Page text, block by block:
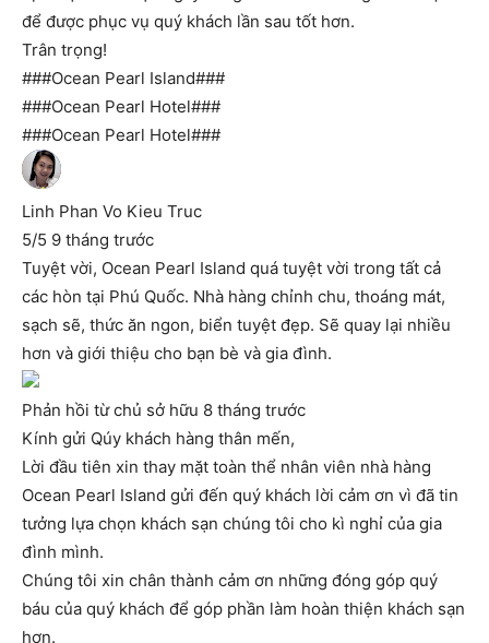
để được phục vụ quý khách lần sau tốt hơn.
Trân trọng!
###Ocean Pearl Island###
###Ocean Pearl Hotel###
###Ocean Pearl Hotel###
Linh Phan Vo Kieu Truc
5/5 9 tháng trước
Tuyệt vời, Ocean Pearl Island quá tuyệt vời trong tất cả
các hòn tại Phú Quốc. Nhà hàng chỉnh chu, thoáng mát,
sạch sẽ, thức ăn ngon, biển tuyệt đẹp. Sẽ quay lại nhiều
hơn và giới thiệu cho bạn bè và gia đình.
Phản hồi từ chủ sở hữu 8 tháng trước
Kính gửi Qúy khách hàng thân mến,
Lời đầu tiên xin thay mặt toàn thể nhân viên nhà hàng
Ocean Pearl Island gửi đến quý khách lời cảm ơn vì đã tin
tưởng lựa chọn khách sạn chúng tôi cho kì nghỉ của gia
đình mình.
Chúng tôi xin chân thành cảm ơn những đóng góp quý
báu của quý khách để góp phần làm hoàn thiện khách sạn
hơn.